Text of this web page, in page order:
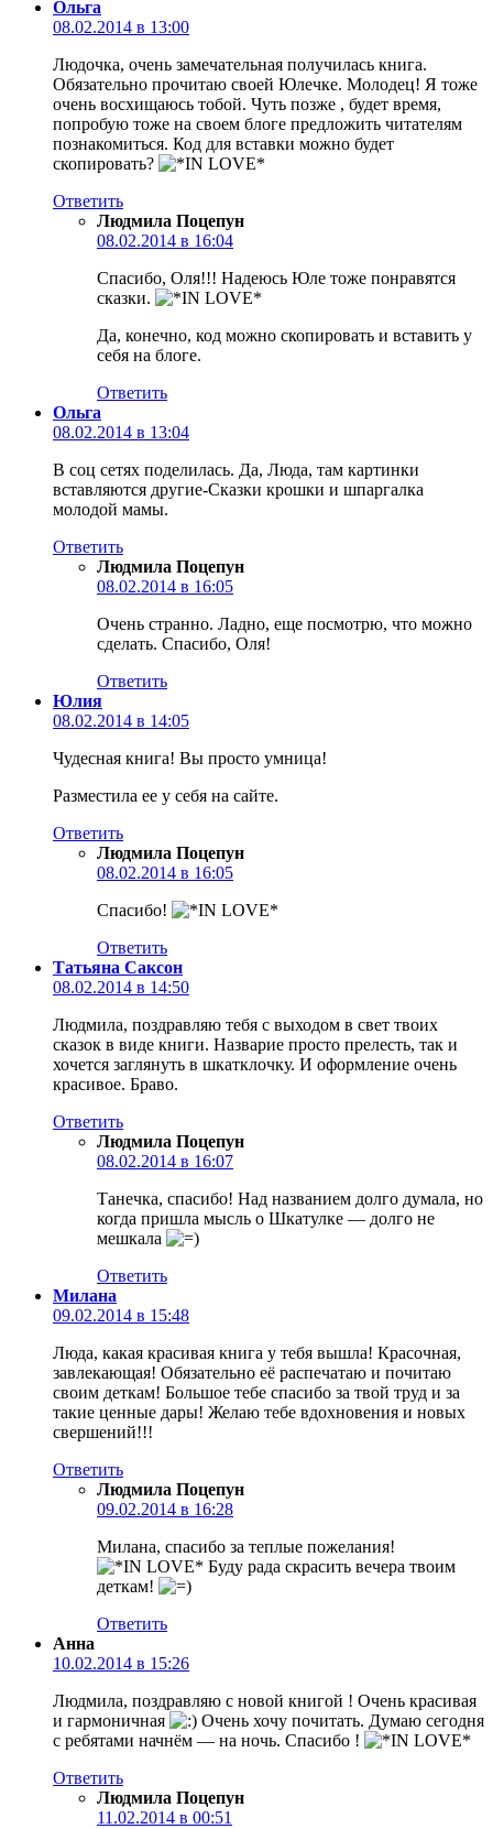
Ольга
08.02.2014 в 13:00
Людочка, очень замечательная получилась книга.
Обязательно прочитаю своей Юлечке. Молодец! Я тоже
очень восхищаюсь тобой. Чуть позже , будет время,
попробую тоже на своем блоге предложить читателям
познакомиться. Код для вставки можно будет
скопировать?
Ответить
Людмила Поцепун
08.02.2014 в 16:04
Спасибо, Оля!!! Надеюсь Юле тоже понравятся
сказки.
Да, конечно, код можно скопировать и вставить у
себя на блоге.
Ответить
Ольга
08.02.2014 в 13:04
В соц сетях поделилась. Да, Люда, там картинки
вставляются другие-Сказки крошки и шпаргалка
молодой мамы.
Ответить
Людмила Поцепун
08.02.2014 в 16:05
Очень странно. Ладно, еще посмотрю, что можно
сделать. Спасибо, Оля!
Ответить
Юлия
08.02.2014 в 14:05
Чудесная книга! Вы просто умница!
Разместила ее у себя на сайте.
Ответить
Людмила Поцепун
08.02.2014 в 16:05
Спасибо!
Ответить
Татьяна Саксон
08.02.2014 в 14:50
Людмила, поздравляю тебя с выходом в свет твоих
сказок в виде книги. Назварие просто прелесть, так и
хочется заглянуть в шкатклочку. И оформление очень
красивое. Браво.
Ответить
Людмила Поцепун
08.02.2014 в 16:07
Танечка, спасибо! Над названием долго думала, но
когда пришла мысль о Шкатулке — долго не
мешкала
Ответить
Милана
09.02.2014 в 15:48
Люда, какая красивая книга у тебя вышла! Красочная,
завлекающая! Обязательно её распечатаю и почитаю
своим деткам! Большое тебе спасибо за твой труд и за
такие ценные дары! Желаю тебе вдохновения и новых
свершений!!!
Ответить
Людмила Поцепун
09.02.2014 в 16:28
Милана, спасибо за теплые пожелания!
Буду рада скрасить вечера твоим
деткам!
Ответить
Анна
10.02.2014 в 15:26
Людмила, поздравляю с новой книгой ! Очень красивая
и гармоничная
Очень хочу почитать. Думаю сегодня
с ребятами начнём — на ночь. Спасибо !
Ответить
Людмила Поцепун
11.02.2014 в 00:51